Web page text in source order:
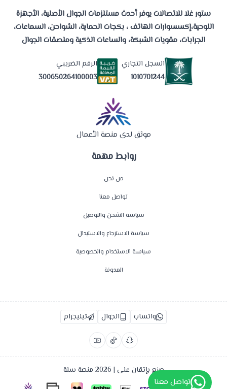
روابط مهمة
من نحن
تواصل معنا
سياسة الشحن والتوصيل
سياسة الاسترجاع والاستبدال
سياسة الاستخدام والخصوصية
المدونة
ستور غلا للاتصالات يوفر أحدث مستلزمات الجوال الأصلية، الأجهزة
اللوحية،إكسسوارات الهاتف ، بكجات الحماية، الشواحن، السماعات،
الجرابات، مقويات الشبكة، والساعات الذكية وملصقات الجوال
السجل التجاري
1010701244
الرقم الضريبي
300650264100003
موثق لدى منصة الأعمال
واتساب الجوال تيليجرام
صنع بإتقان على | 2026 منصة سلة
تواصل معنا